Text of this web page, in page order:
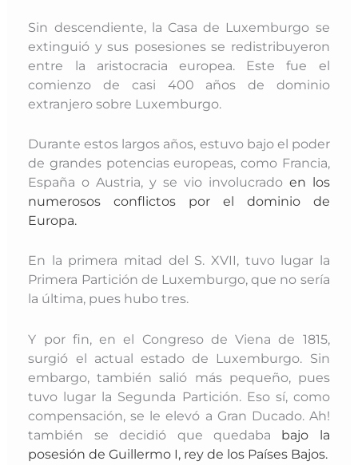
Sin descendiente, la Casa de Luxemburgo se
extinguió y sus posesiones se redistribuyeron
entre la aristocracia europea. Este fue el
comienzo de casi 400 años de dominio
extranjero sobre Luxemburgo.
Durante estos largos años, estuvo bajo el poder
de grandes potencias europeas, como Francia,
España o Austria, y se vio involucrado en los
numerosos conflictos por el dominio de
Europa.
En la primera mitad del S. XVII, tuvo lugar la
Primera Partición de Luxemburgo, que no sería
la última, pues hubo tres.
Y por fin, en el Congreso de Viena de 1815,
surgió el actual estado de Luxemburgo. Sin
embargo, también salió más pequeño, pues
tuvo lugar la Segunda Partición. Eso sí, como
compensación, se le elevó a Gran Ducado. Ah!
también se decidió que quedaba bajo la
posesión de Guillermo I, rey de los Países Bajos.